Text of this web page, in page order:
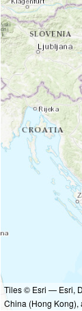
Tiles © Esri — Esri,
China (Hong Kong),